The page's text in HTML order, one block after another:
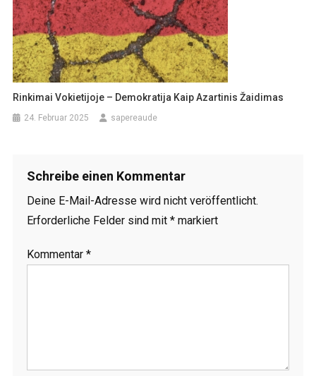
Rinkimai Vokietijoje – Demokratija Kaip Azartinis Žaidimas
24. Februar 2025 sapereaude
Schreibe einen Kommentar
Deine E-Mail-Adresse wird nicht veröffentlicht.
Erforderliche Felder sind mit *markiert
Kommentar *